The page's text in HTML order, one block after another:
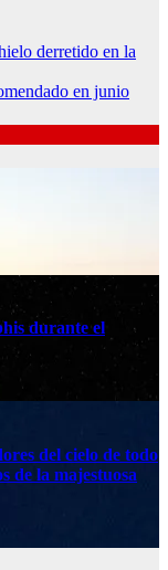
derretido en la
en junio
durante el
del cielo de todo
de la majestuosa